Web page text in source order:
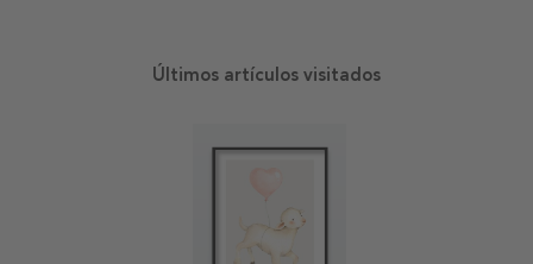
Últimos artículos visitados